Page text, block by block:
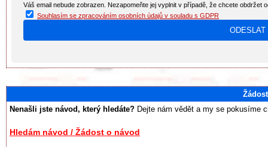
Váš email nebude zobrazen. Nezapomeňte jej vyplnit v případě, že chcete obdržet
Souhlasím se zpracováním osobních údajů v souladu s GDPR
Nenašli jste návod, který hledáte? Dejte nám vědět a my se pokusíme
Hledám návod / Žádost o návod